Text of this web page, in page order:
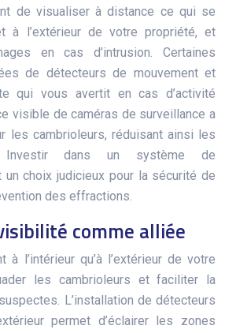
de visualiser à distance ce qui se
à l’extérieur de votre propriété, et
en cas d’intrusion. Certaines
de détecteurs de mouvement et
qui vous avertit en cas d’activité
visible de caméras de surveillance a
les cambrioleurs, réduisant ainsi les
dans un système de
choix judicieux pour la sécurité de
des effractions.
comme alliée
à l’intérieur qu’à l’extérieur de votre
les cambrioleurs et faciliter la
L’installation de détecteurs
permet d’éclairer les zones